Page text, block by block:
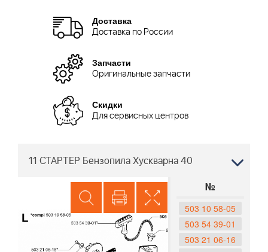
Доставка
Доставка по России
Запчасти
Оригинальные запчасти
Скидки
Для сервисных центров
11 СТАРТЕР Бензопила Хускварна 40
№
503 10 58-05
503 54 39-01
503 21 06-16